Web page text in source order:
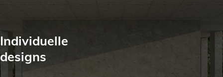
Individuelle
designs